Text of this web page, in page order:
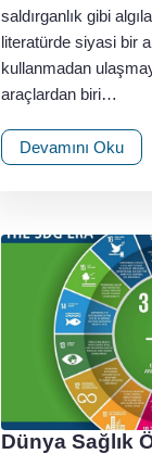
saldırganlık gibi
literatürde siyasi bir
kullanmadan
araçlardan biri…
Devamını Oku
Dünya Sağlık